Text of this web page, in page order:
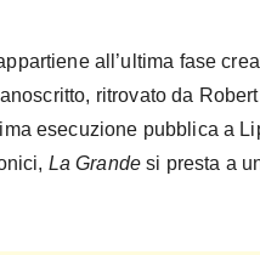
all’ultima fase
ritrovato da
esecuzione pubblica a
La Grandesi presta a